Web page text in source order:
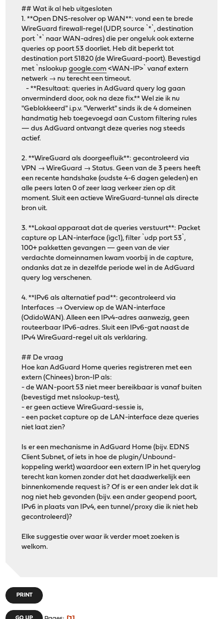
## Wat ik al heb uitgesloten
1. **Open DNS-resolver op WAN**: vond een te brede
WireGuard firewall-regel (UDP, source `*`, destination
port `*` naar WAN-adres) die per ongeluk ook externe
queries op poort 53 doorliet. Heb dit beperkt tot
destination port 51820 (de WireGuard-poort). Bevestigd
met `nslookupgoogle.com <WAN-IP>` vanaf extern
netwerk → nu terecht een timeout.
- **Resultaat: queries in AdGuard query log gaan
onverminderd door, ook na deze fix.** Wel zie ik nu
"Geblokkeerd" i.p.v. "Verwerkt" sinds ik de 4 domeinen
handmatig heb toegevoegd aan Custom filtering rules
— dus AdGuard ontvangt deze queries nog steeds
actief.
2. **WireGuard als doorgeefluik**: gecontroleerd via
VPN → WireGuard → Status. Geen van de 3 peers heeft
een recente handshake (oudste 4-6 dagen geleden) en
alle peers laten 0 of zeer laag verkeer zien op dit
moment. Sluit een actieve WireGuard-tunnel als directe
bron uit.
3. **Lokaal apparaat dat de queries verstuurt**: Packet
capture op LAN-interface (igc1), filter `udp port 53`,
100+ pakketten gevangen — geen van de vier
verdachte domeinnamen kwam voorbij in de capture,
ondanks dat ze in dezelfde periode wel in de AdGuard
query log verschenen.
4. **IPv6 als alternatief pad**: gecontroleerd via
Interfaces → Overview op de WAN-interface
(OdidoWAN). Alleen een IPv4-adres aanwezig, geen
routeerbaar IPv6-adres. Sluit een IPv6-gat naast de
IPv4 WireGuard-regel uit als verklaring.
## De vraag
Hoe kan AdGuard Home queries registreren met een
extern (Chinees) bron-IP als:
- de WAN-poort 53 niet meer bereikbaar is vanaf buiten
(bevestigd met nslookup-test),
- er geen actieve WireGuard-sessie is,
- een packet capture op de LAN-interface deze queries
niet laat zien?
Is er een mechanisme in AdGuard Home (bijv. EDNS
Client Subnet, of iets in hoe de plugin/Unbound-
koppeling werkt) waardoor een extern IP in het querylog
terecht kan komen zonder dat het daadwerkelijk een
binnenkomende request is? Of is er een ander lek dat ik
nog niet heb gevonden (bijv. een ander geopend poort,
IPv6 in plaats van IPv4, een tunnel/proxy die ik niet heb
gecontroleerd)?
Elke suggestie over waar ik verder moet zoeken is
welkom.
PRINT